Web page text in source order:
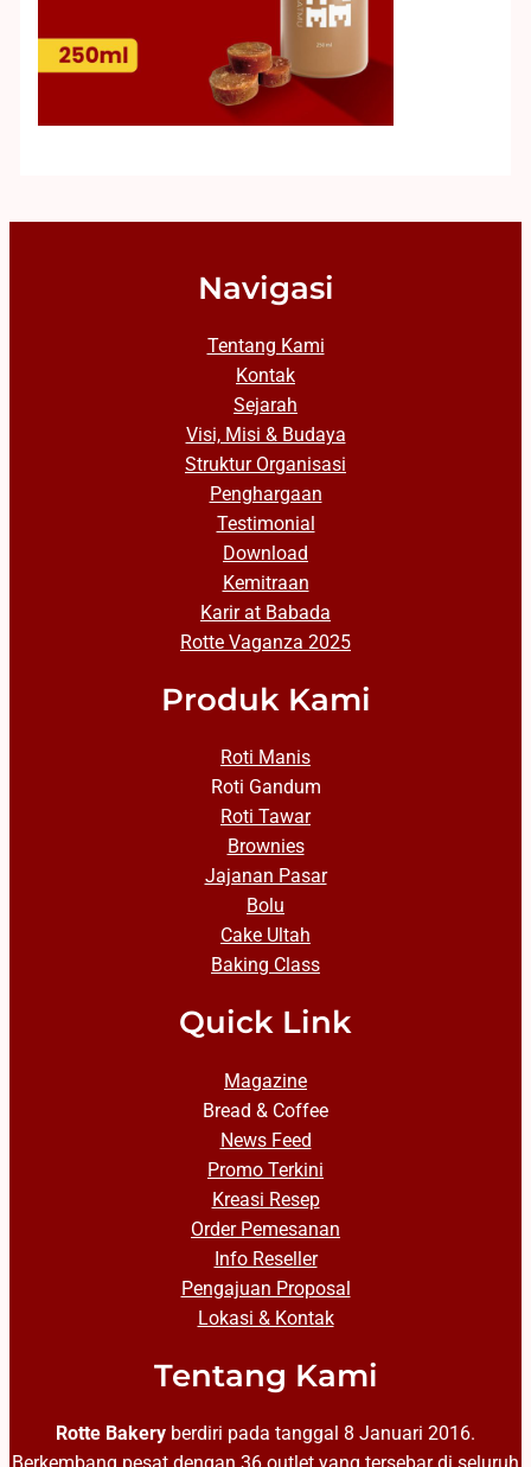
Navigasi
Tentang Kami
Kontak
Sejarah
Visi, Misi & Budaya
Struktur Organisasi
Penghargaan
Testimonial
Download
Kemitraan
Karir at Babada
Rotte Vaganza 2025
Produk Kami
Roti Manis
Roti Gandum
Roti Tawar
Brownies
Jajanan Pasar
Bolu
Cake Ultah
Baking Class
Quick Link
Magazine
Bread & Coffee
News Feed
Promo Terkini
Kreasi Resep
Order Pemesanan
Info Reseller
Pengajuan Proposal
Lokasi & Kontak
Tentang Kami
Rotte Bakery berdiri pada tanggal 8 Januari 2016.